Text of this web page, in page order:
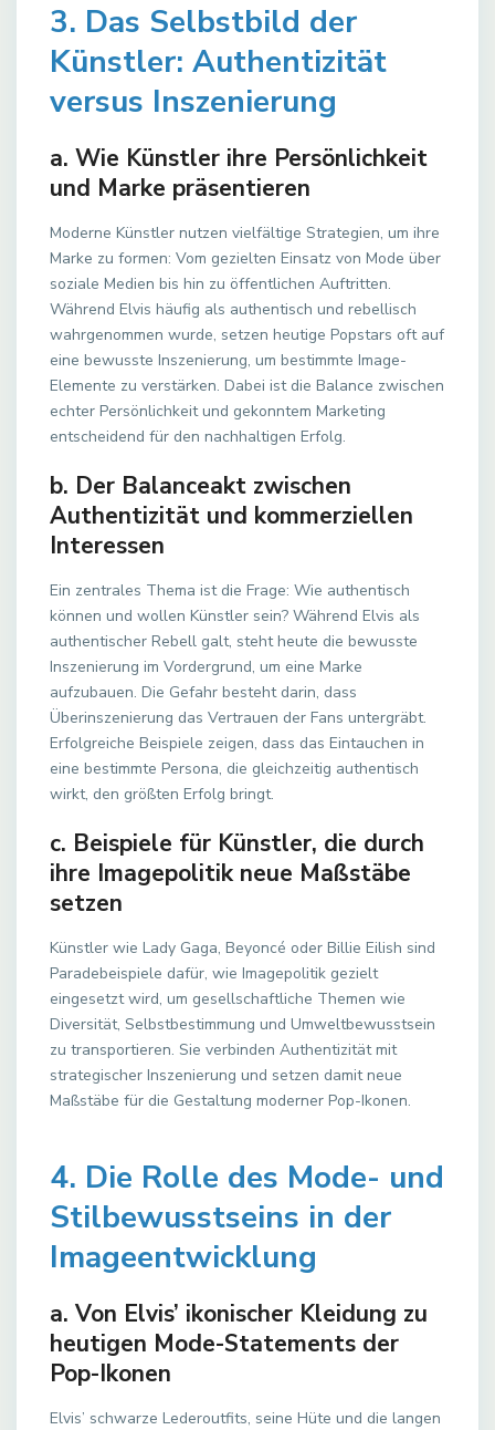
3. Das Selbstbild der
Künstler: Authentizität
versus Inszenierung
a. Wie Künstler ihre Persönlichkeit
und Marke präsentieren
Moderne Künstler nutzen vielfältige Strategien, um ihre
Marke zu formen: Vom gezielten Einsatz von Mode über
soziale Medien bis hin zu öffentlichen Auftritten.
Während Elvis häufig als authentisch und rebellisch
wahrgenommen wurde, setzen heutige Popstars oft auf
eine bewusste Inszenierung, um bestimmte Image-
Elemente zu verstärken. Dabei ist die Balance zwischen
echter Persönlichkeit und gekonntem Marketing
entscheidend für den nachhaltigen Erfolg.
b. Der Balanceakt zwischen
Authentizität und kommerziellen
Interessen
Ein zentrales Thema ist die Frage: Wie authentisch
können und wollen Künstler sein? Während Elvis als
authentischer Rebell galt, steht heute die bewusste
Inszenierung im Vordergrund, um eine Marke
aufzubauen. Die Gefahr besteht darin, dass
Überinszenierung das Vertrauen der Fans untergräbt.
Erfolgreiche Beispiele zeigen, dass das Eintauchen in
eine bestimmte Persona, die gleichzeitig authentisch
wirkt, den größten Erfolg bringt.
c. Beispiele für Künstler, die durch
ihre Imagepolitik neue Maßstäbe
setzen
Künstler wie Lady Gaga, Beyoncé oder Billie Eilish sind
Paradebeispiele dafür, wie Imagepolitik gezielt
eingesetzt wird, um gesellschaftliche Themen wie
Diversität, Selbstbestimmung und Umweltbewusstsein
zu transportieren. Sie verbinden Authentizität mit
strategischer Inszenierung und setzen damit neue
Maßstäbe für die Gestaltung moderner Pop-Ikonen.
4. Die Rolle des Mode- und
Stilbewusstseins in der
Imageentwicklung
a. Von Elvis’ ikonischer Kleidung zu
heutigen Mode-Statements der
Pop-Ikonen
Elvis’ schwarze Lederoutfits, seine Hüte und die langen